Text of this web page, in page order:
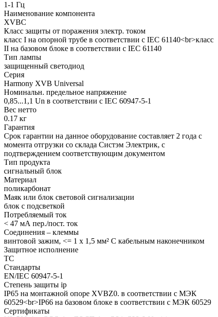
1-1 Гц
Наименование компонента
XVBC
Класс защиты от поражения электр. током
класс I на опорной трубе в соответствии с IEC 61140<br>класс
II на базовом блоке в соответствии с IEC 61140
Тип лампы
защищенный светодиод
Серия
Harmony XVB Universal
Номинальн. предельное напряжение
0,85...1,1 Un в соответствии с IEC 60947-5-1
Вес нетто
0.17 кг
Гарантия
Срок гарантии на данное оборудование составляет 2 года с
момента отгрузки со склада Систэм Электрик, с
подтверждением соответствующим документом
Тип продукта
сигнальный блок
Материал
поликарбонат
Маяк или блок световой сигнализации
блок с подсветкой
Потребляемый ток
< 47 мА пер./пост. ток
Соединения – клеммы
винтовой зажим, <= 1 x 1,5 мм² С кабельным наконечником
Защитное исполнение
TC
Стандарты
EN/IEC 60947-5-1
Степень защиты ip
IP65 на монтажной опоре XVBZ0. в соответствии с МЭК
60529<br>IP66 на базовом блоке в соответствии с МЭК 60529
Сертификаты